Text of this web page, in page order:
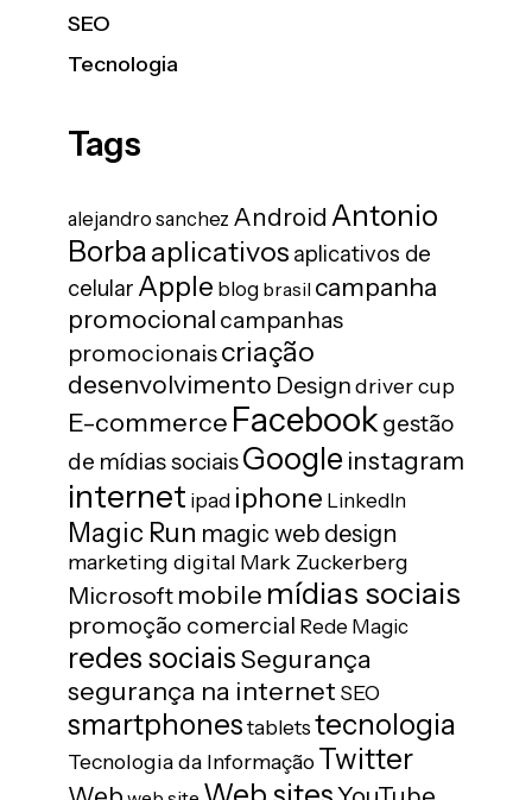
SEO
Tecnologia
Tags
alejandro sanchez Android Antonio
Borbaaplicativos aplicativos de
celular Apple blog brasil campanha
promocional campanhas
promocionaiscriação
desenvolvimento Designdriver cup
E-commerce Facebookgestão
de mídias sociaisGoogle instagram
internet ipad iphone LinkedIn
Magic Run magic web design
marketing digital Mark Zuckerberg
Microsoft mobile mídias sociais
promoção comercial Rede Magic
redes sociaisSegurança
segurança na internet SEO
smartphones tablets tecnologia
Tecnologia da Informação Twitter